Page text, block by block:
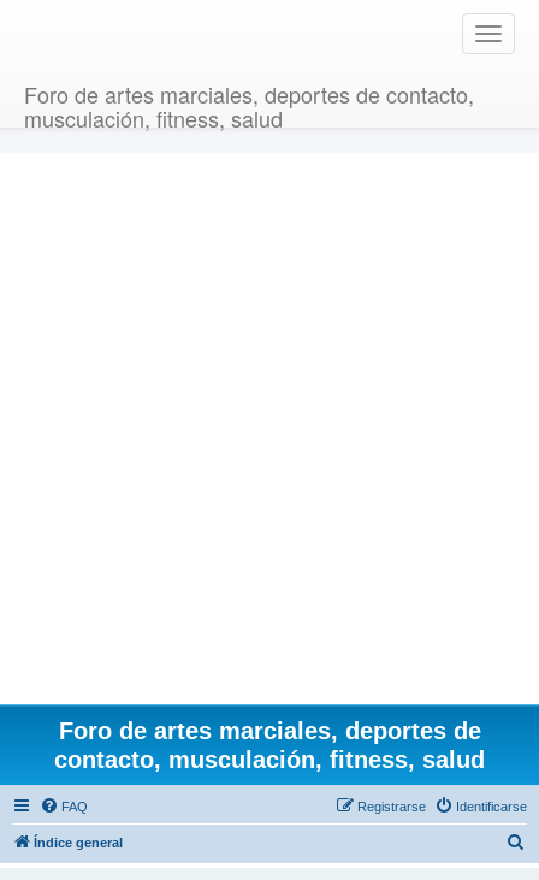
T
o
Foro de artes marciales, deportes de contacto,
musculación, fitness, salud
Foro de artes marciales, deportes de
contacto, musculación, fitness, salud
FAQ Identificarse
Registrarse
Índice general